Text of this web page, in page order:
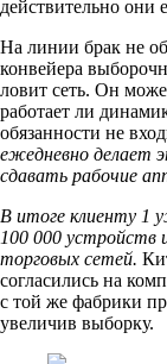
действительно они
На линии брак не
конвейера
ловит сеть. Он
работает ли
обязанности не
ежедневно делает
сдавать рабочие
В итоге клиенту 1
100 000
торговых сетей.
согласились на
с той же фабрики
увеличив выборку.